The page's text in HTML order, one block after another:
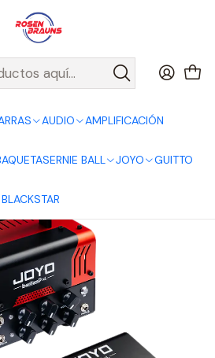
AUDIO AMPLIFICACIÓN
ERNIE BALL JOYO GUITTO
BLACKSTAR
en Santiago urbano, Colina o
el despacho!
Ver Detalles
BANTAMP SERIES
Bantamp Jackman II